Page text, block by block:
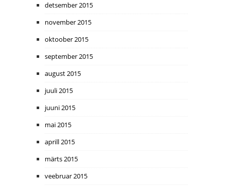
detsember 2015
november 2015
oktoober 2015
september 2015
august 2015
juuli 2015
juuni 2015
mai 2015
aprill 2015
märts 2015
veebruar 2015